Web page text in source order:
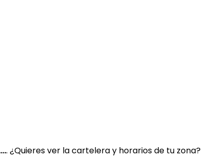
.... ¿Quieres ver la cartelera y horarios de tu zona?